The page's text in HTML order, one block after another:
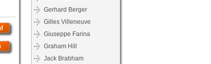
Gerhard Berger
Gilles Villeneuve
Giuseppe Farina
Graham Hill
Jack Brabham